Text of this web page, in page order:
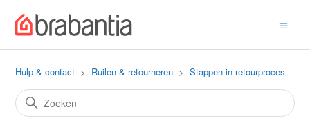
Hulp & contact Ruilen & retourneren Stappen in retourproces